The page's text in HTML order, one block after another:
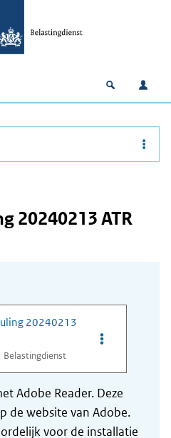
Open
20240213 ATR
20240213
Belastingdienst
Opties van
Adobe Reader. Deze
de website van Adobe.
voor de installatie